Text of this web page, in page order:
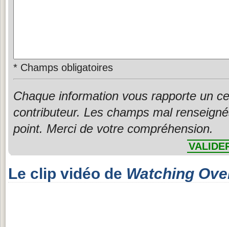
* Champs obligatoires
Chaque information vous rapporte un
contributeur. Les champs mal
point. Merci de votre compréhension.
Le clip vidéo de Watching